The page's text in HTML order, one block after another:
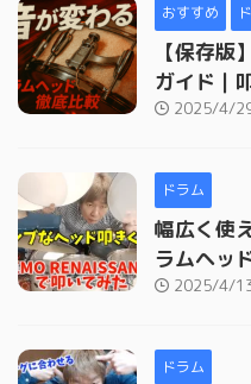
おすすめ
【保存版
ガイド｜
2025/4/
ドラム
幅広く使
ラムヘッ
2025/4/
ドラム